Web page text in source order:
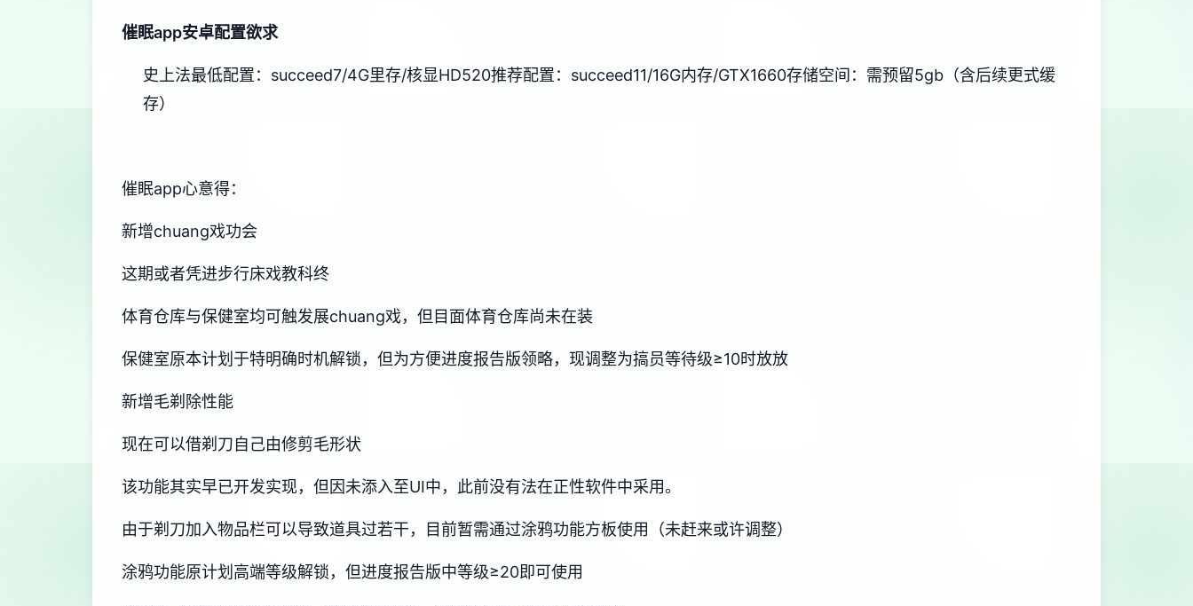
催眠app安卓配置欲求
​史上法最低配置​​：succeed7/4G里存/核显HD520​推荐配置​​：succeed11/16G内存/GTX1660​存储空间​ ​：需预留5gb（含后续更式缓
存）
催眠app心意得：
新增chuang戏功会
这期或者凭进步行床戏教科终
体育仓库与保健室均可触发展chuang戏，但目面体育仓库尚未在装
保健室原本计划于特明确时机解锁，但为方便进度报告版领略，现调整为搞员等待级≥10时放放
新增毛剃除性能
现在可以借剃刀自己由修剪毛形状
该功能其实早已开发实现，但因未添入至UI中，此前没有法在正性软件中采用。
由于剃刀加入物品栏可以导致道具过若干，目前暂需通过涂鸦功能方板使用（未赶来或许调整）
涂鸦功能原计划高端等级解锁，但进度报告版中等级≥20即可使用